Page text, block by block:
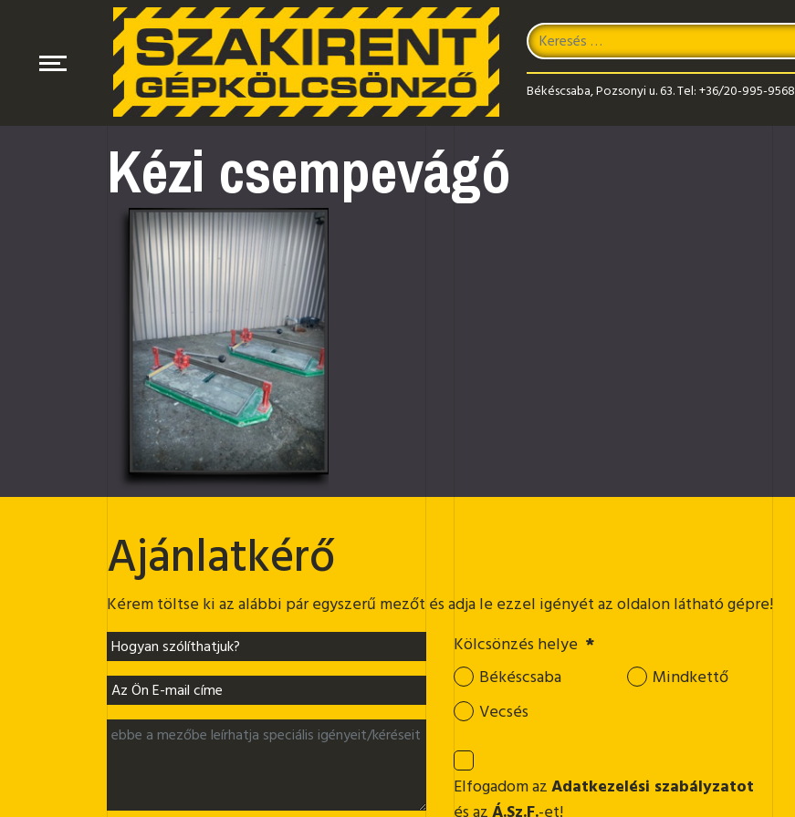
Keresés
Type 2 or more characters for results.
Békéscsaba, Pozsonyi u. 63.Tel:+36/20-995-9568
Kézi csempevágó
Ajánlatkérő
Kérem töltse ki az alábbi pár egyszerű mezőt és adja le ezzel igényét az oldalon látható gépre!
Kölcsönzés helye *
Békéscsaba
Vecsés
Mindkettő
Elfogadom azAdatkezelési szabályzatot